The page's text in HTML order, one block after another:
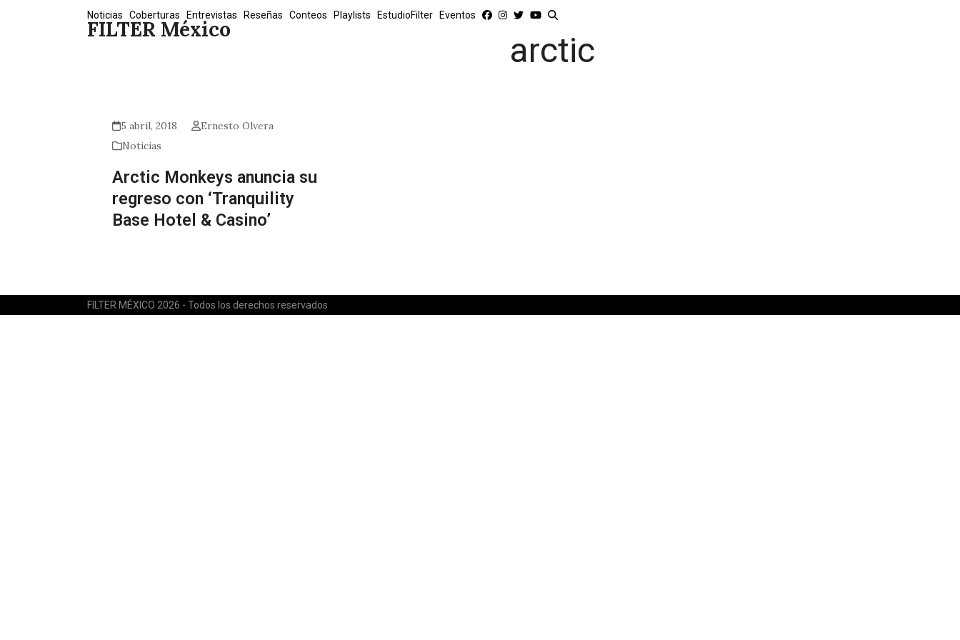
FILTER México
Noticias Coberturas Entrevistas Reseñas Conteos Playlists EstudioFilter Eventos
arctic
5 abril, 2018
Ernesto Olvera
Noticias
Arctic Monkeys anuncia su
regreso con ‘Tranquility
Base Hotel & Casino’
FILTER MÉXICO 2026 - Todos los derechos reservados